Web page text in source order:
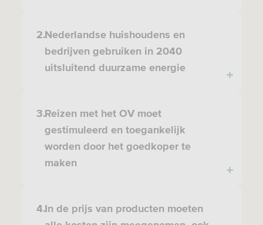
2.Nederlandse huishoudens en
bedrijven gebruiken in 2040
uitsluitend duurzame energie
3.Reizen met het OV moet
gestimuleerd en toegankelijk
worden door het goedkoper te
maken
4.In de prijs van producten moeten